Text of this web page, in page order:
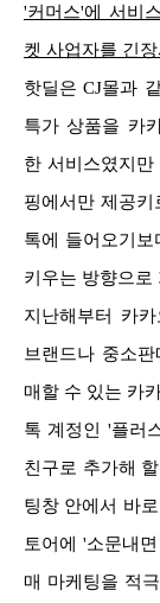
'커머스'에 서비
켓 사업자를 긴
핫딜은 CJ몰과
특가 상품을 카
한 서비스였지
핑에서만 제공
톡에 들어오기
키우는 방향으로
지난해부터 카
브랜드나 중소
매할 수 있는 카
톡 계정인 '플러
친구로 추가해
팅창 안에서 바
토어에 '소문내
매 마케팅을 적